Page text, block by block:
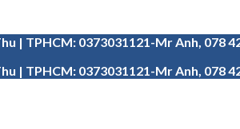
| TPHCM: 0373031121-Mr Anh, 078
| TPHCM: 0373031121-Mr Anh, 078